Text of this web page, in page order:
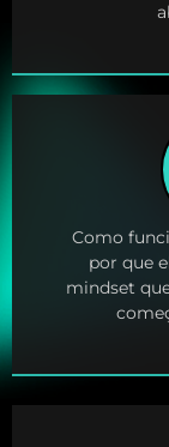
Como
por que
mindset